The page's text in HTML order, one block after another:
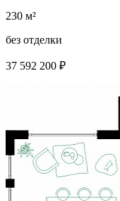
230 м²
без отделки
37 592 200 ₽